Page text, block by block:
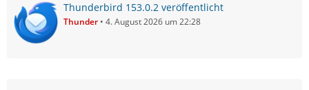
Thunderbird 153.0.2 veröffentlicht
Thunder 4. August 2026 um 22:28